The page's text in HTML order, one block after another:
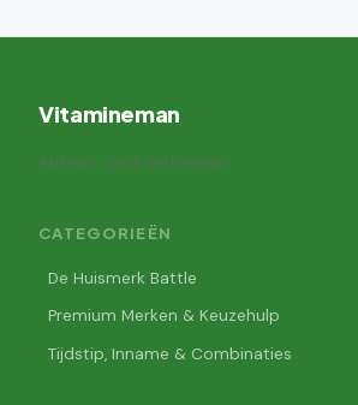
Vitamineman
Auteur: Joris Verhoeven
CATEGORIEËN
De Huismerk Battle
Premium Merken & Keuzehulp
Tijdstip, Inname & Combinaties